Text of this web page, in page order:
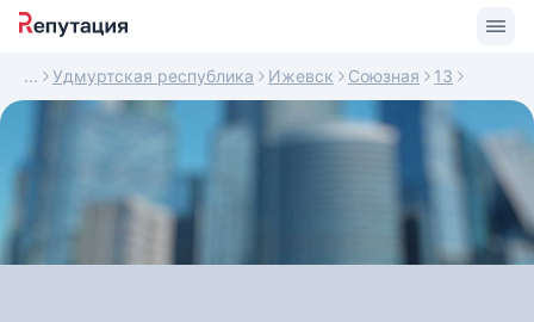
Удмуртская республика Ижевск Союзная 13